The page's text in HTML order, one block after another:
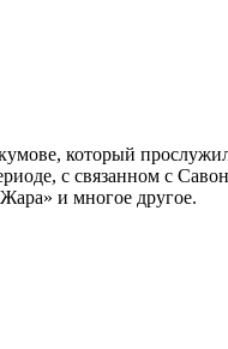
который
с связанном с
и многое другое.